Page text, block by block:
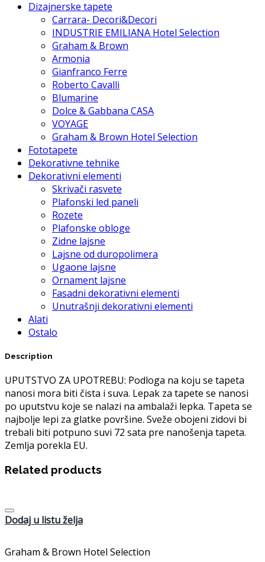
Dizajnerske tapete
Carrara- Decori&Decori
INDUSTRIE EMILIANA Hotel Selection
Graham & Brown
Armonia
Gianfranco Ferre
Roberto Cavalli
Blumarine
Dolce & Gabbana CASA
VOYAGE
Graham & Brown Hotel Selection
Fototapete
Dekorativne tehnike
Dekorativni elementi
Skrivači rasvete
Plafonski led paneli
Rozete
Plafonske obloge
Zidne lajsne
Lajsne od duropolimera
Ugaone lajsne
Ornament lajsne
Fasadni dekorativni elementi
Unutrašnji dekorativni elementi
Alati
Ostalo
Description
UPUTSTVO ZA UPOTREBU: Podloga na koju se tapeta
nanosi mora biti čista i suva. Lepak za tapete se nanosi
po uputstvu koje se nalazi na ambalaži lepka. Tapeta se
najbolje lepi za glatke površine. Sveže obojeni zidovi bi
trebali biti potpuno suvi 72 sata pre nanošenja tapeta.
Zemlja porekla EU.
Related products
Dodaj u listu želja
Graham & Brown Hotel Selection